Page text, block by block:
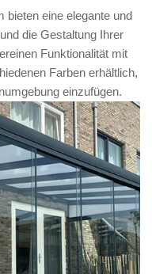
bieten eine elegante und
die Gestaltung Ihrer
Funktionalität mit
Farben erhältlich,
einzufügen.